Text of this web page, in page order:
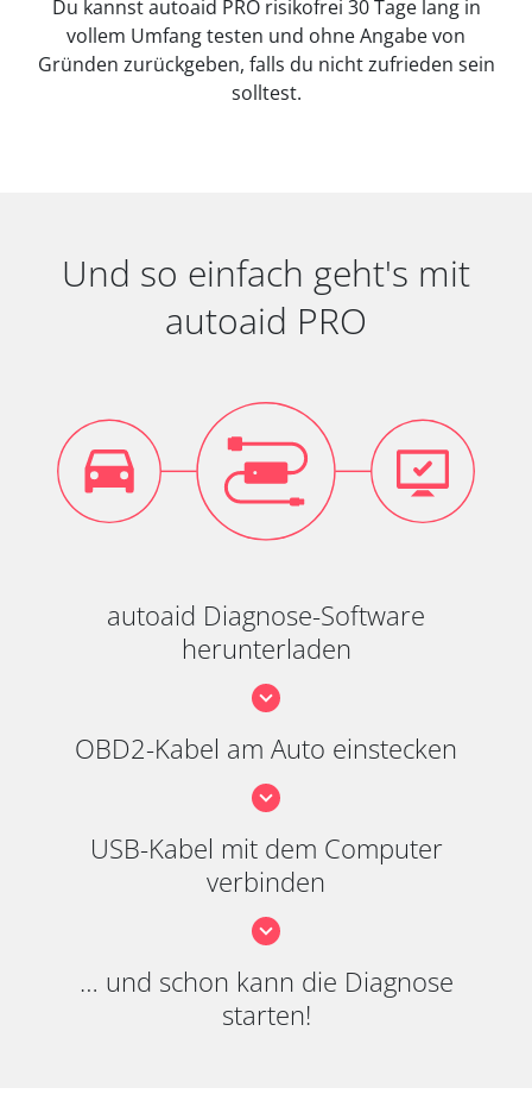
Du kannst autoaid PRO risikofrei 30 Tage lang in
vollem Umfang testen und ohne Angabe von
Gründen zurückgeben, falls du nicht zufrieden sein
solltest.
Und so einfach geht's mit
autoaid PRO
autoaid Diagnose-Software
herunterladen
OBD2-Kabel am Auto einstecken
USB-Kabel mit dem Computer
verbinden
… und schon kann die Diagnose
starten!